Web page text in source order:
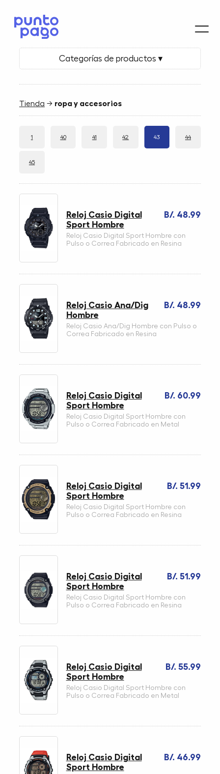
Categorías de productos ▾
Tienda → ropa y accesorios
1 40 41 42 43 44
45
B/. 48.99
Reloj Casio Digital
Sport Hombre
Reloj Casio Digital Sport Hombre con
Pulso o Correa Fabricado en Resina
B/. 48.99
Reloj Casio Ana/Dig
Hombre
Reloj Casio Ana/Dig Hombre con Pulso o
Correa Fabricado en Resina
B/. 60.99
Reloj Casio Digital
Sport Hombre
Reloj Casio Digital Sport Hombre con
Pulso o Correa Fabricado en Metal
B/. 51.99
Reloj Casio Digital
Sport Hombre
Reloj Casio Digital Sport Hombre con
Pulso o Correa Fabricado en Resina
B/. 51.99
Reloj Casio Digital
Sport Hombre
Reloj Casio Digital Sport Hombre con
Pulso o Correa Fabricado en Resina
B/. 55.99
Reloj Casio Digital
Sport Hombre
Reloj Casio Digital Sport Hombre con
Pulso o Correa Fabricado en Metal
B/. 46.99
Reloj Casio Digital
Sport Hombre